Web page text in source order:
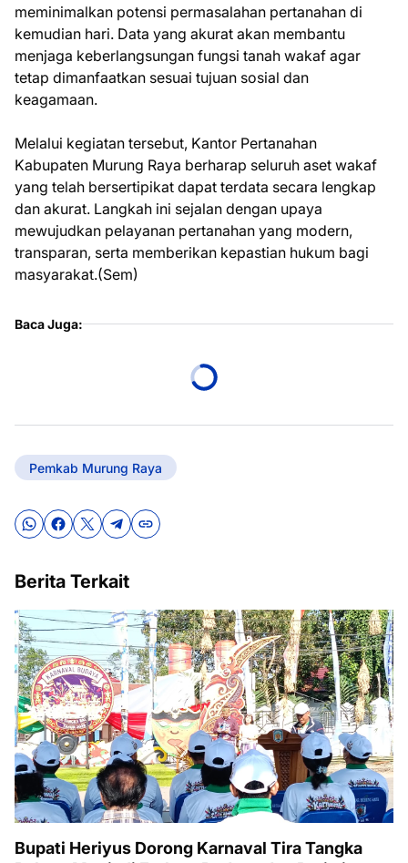
meminimalkan potensi permasalahan pertanahan di
kemudian hari. Data yang akurat akan membantu
menjaga keberlangsungan fungsi tanah wakaf agar
tetap dimanfaatkan sesuai tujuan sosial dan
keagamaan.
Melalui kegiatan tersebut, Kantor Pertanahan
Kabupaten Murung Raya berharap seluruh aset wakaf
yang telah bersertipikat dapat terdata secara lengkap
dan akurat. Langkah ini sejalan dengan upaya
mewujudkan pelayanan pertanahan yang modern,
transparan, serta memberikan kepastian hukum bagi
masyarakat.(Sem)
Baca Juga:
Pemkab Murung Raya
Berita Terkait
Bupati Heriyus Dorong Karnaval Tira Tangka